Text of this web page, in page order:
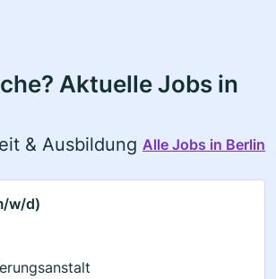
Aktuelle Jobs in
& Ausbildung Alle Jobs in Berlin
w/d)